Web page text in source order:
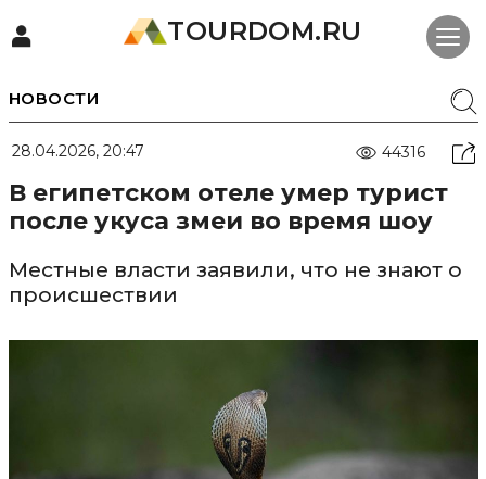
TOURDOM.RU
НОВОСТИ
28.04.2026, 20:47 44316
В египетском отеле умер турист
после укуса змеи во время шоу
Местные власти заявили, что не знают о
происшествии